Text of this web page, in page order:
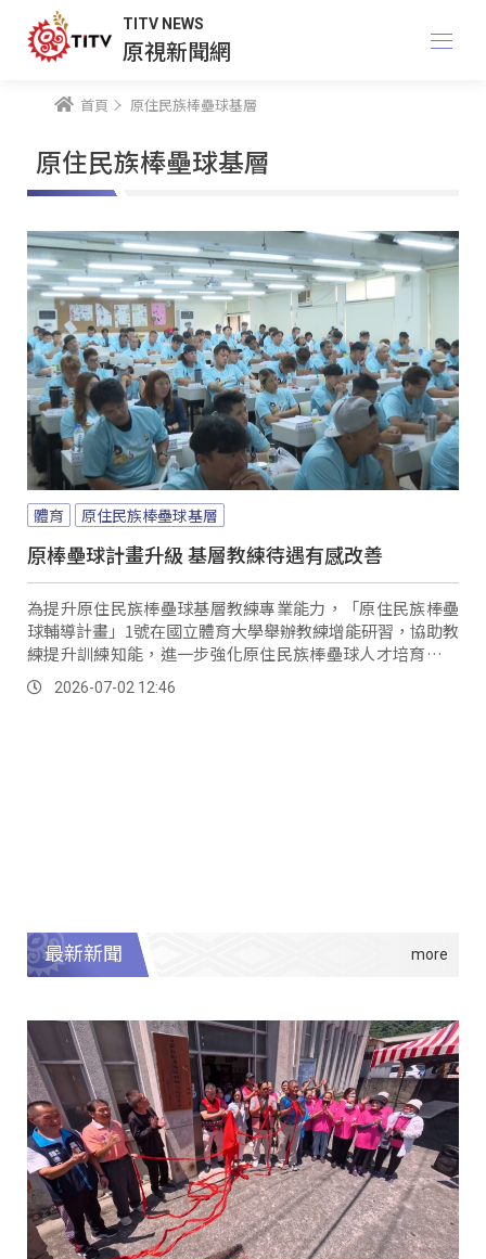
TITV NEWS
原視新聞網
首頁 原住民族棒壘球基層
原住民族棒壘球基層
體育 原住民族棒壘球基層
原棒壘球計畫升級 基層教練待遇有感改善
為提升原住民族棒壘球基層教練專業能力，「原住民族棒壘
球輔導計畫」1號在國立體育大學舉辦教練增能研習，協助教
練提升訓練知能，進一步強化原住民族棒壘球人才培育，此
次課程除了基本的體能及投打訓練外，還包含近期大眾關注
的性別平等教育、正向管教、心理學及法治教育。
2026-07-02 12:46
最新新聞